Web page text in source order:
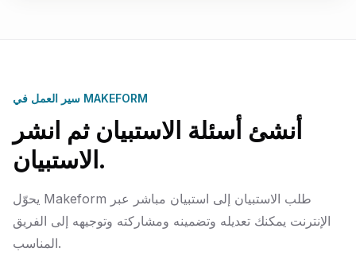
سير العمل في MAKEFORM
أنشئ أسئلة الاستبيان ثم انشر
الاستبيان.
يحوّل Makeform طلب الاستبيان إلى استبيان مباشر عبر
الإنترنت يمكنك تعديله وتضمينه ومشاركته وتوجيهه إلى الفريق
المناسب.